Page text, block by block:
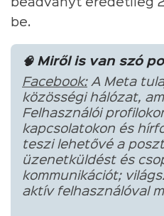
beadványt eredetileg
be.
🧠 Miről is van szó
Facebook:A Meta
közösségi hálózat,
Felhasználói
kapcsolatokon és
teszi lehetővé a
üzenetküldést és
kommunikációt;
aktív felhasználóval